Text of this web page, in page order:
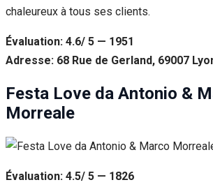
chaleureux à tous ses clients.
Évaluation: 4.6/ 5 — 1951
Adresse: 68 Rue de Gerland, 69007
Festa Love da Antonio &
Morreale
Évaluation: 4.5/ 5 — 1826